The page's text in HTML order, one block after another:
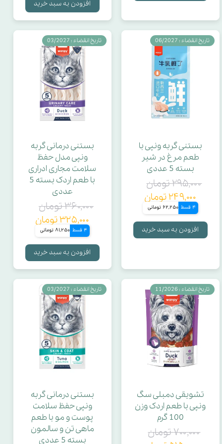
افزودن به سبد خرید
بستنی گربه ونپی با
طعم مرغ در شیر
بسته 5 عددی
۲۹۵,۰۰۰ تومان
۲۴۹,۰۰۰ تومان
4 قسط 62,250 تومانی
افزودن به سبد خرید
تاریخ انقضاء : 06/2027
بستنی درمانی گربه
ونپی مدل حفظ
سلامت مجاری ادراری
با طعم اردک بسته 5
عددی
۳۶۰,۰۰۰ تومان
۳۲۵,۰۰۰ تومان
4 قسط 81,250 تومانی
افزودن به سبد خرید
تاریخ انقضاء : 03/2027
تشویقی دمبلی سگ
ونپی با طعم اردک وزن
100 گرم
۷۰۰,۰۰۰ تومان
تاریخ انقضاء : 11/2026
بستنی درمانی گربه
ونپی حفظ سلامت
پوست و مو با طعم
ماهی تن و سالمون
بسته 5 عددی
تاریخ انقضاء : 03/2027